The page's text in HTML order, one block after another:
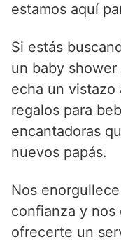
estamos aquí
Si estás
un baby
echa un vistazo
regalos para
encantadoras
nuevos papás.
Nos
confianza y nos
ofrecerte un